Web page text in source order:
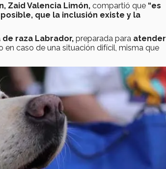
Zaid Valencia Limón, compartió que “es
que la inclusión existe y la
raza Labrador, preparada para atender
caso de una situación difícil, misma que